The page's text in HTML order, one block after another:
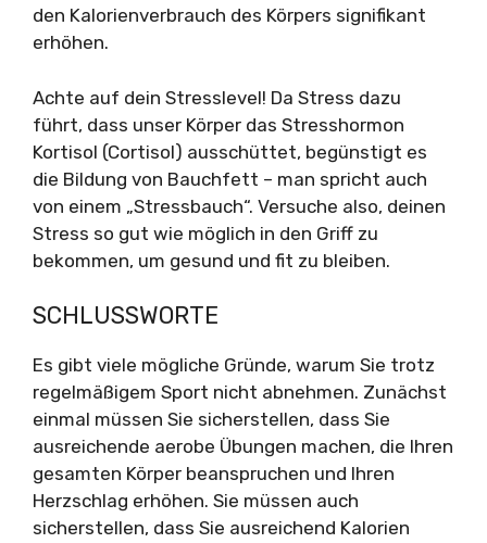
den Kalorienverbrauch des Körpers signifikant
erhöhen.
Achte auf dein Stresslevel! Da Stress dazu
führt, dass unser Körper das Stresshormon
Kortisol (Cortisol) ausschüttet, begünstigt es
die Bildung von Bauchfett – man spricht auch
von einem „Stressbauch“. Versuche also, deinen
Stress so gut wie möglich in den Griff zu
bekommen, um gesund und fit zu bleiben.
SCHLUSSWORTE
Es gibt viele mögliche Gründe, warum Sie trotz
regelmäßigem Sport nicht abnehmen. Zunächst
einmal müssen Sie sicherstellen, dass Sie
ausreichende aerobe Übungen machen, die Ihren
gesamten Körper beanspruchen und Ihren
Herzschlag erhöhen. Sie müssen auch
sicherstellen, dass Sie ausreichend Kalorien